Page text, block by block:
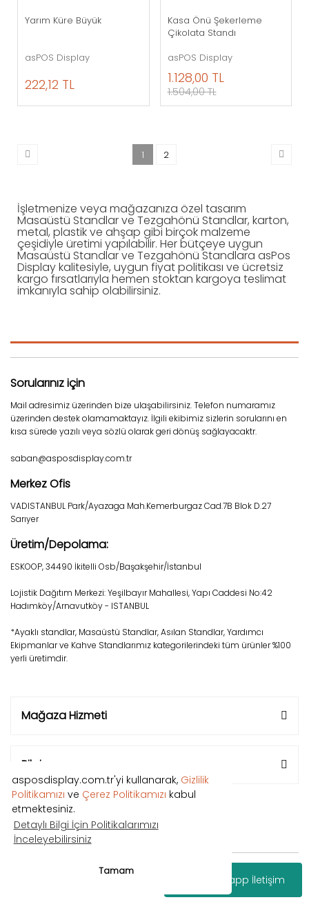
asposdisplay.com.tr'yi kullanarak, Gizlilik
Politikamızı ve Çerez Politikamızı kabul
etmektesiniz.
Detaylı Bilgi İçin Politikalarımızı
İnceleyebilirsiniz
Tamam
Whatsapp İletişim
Yarım Küre Büyük
asPOS Display
222,12 TL
Kasa Önü Şekerleme
Çikolata Standı
asPOS Display
1.128,00 TL
1.504,00 TL
1 2
İşletmenize veya mağazanıza özel tasarım
Masaüstü Standlar ve Tezgahönü Standlar, karton,
metal, plastik ve ahşap gibi birçok malzeme
çeşidiyle üretimi yapılabilir. Her bütçeye uygun
Masaüstü Standlar ve Tezgahönü Standlara asPos
Display kalitesiyle, uygun fiyat politikası ve ücretsiz
kargo fırsatlarıyla hemen stoktan kargoya teslimat
imkanıyla sahip olabilirsiniz.
Sorularınız için
Mail adresimiz üzerinden bize ulaşabilirsiniz. Telefon numaramız
üzerinden destek olamamaktayız. İlgili ekibimiz sizlerin sorularını en
kısa sürede yazılı veya sözlü olarak geri dönüş sağlayacaktr.
saban@asposdisplay.com.tr
Merkez Ofis
VADISTANBUL Park/Ayazaga Mah.Kemerburgaz Cad.7B Blok D.27
Sarıyer
Üretim/Depolama:
ESKOOP, 34490 İkitelli Osb/Başakşehir/İstanbul
Lojistik Dağıtım Merkezi: Yeşilbayır Mahallesi, Yapı Caddesi No:42
Hadımköy/Arnavutköy - ISTANBUL
*Ayaklı standlar, Masaüstü Standlar, Asılan Standlar, Yardımcı
Ekipmanlar ve Kahve Standlarımız kategorilerindeki tüm ürünler %100
yerli üretimdir.
Mağaza Hizmeti
Bilgi
Copyright © 2018 Tüm hakları saklıdır.
Paketleri ile hazırlanmıştır.